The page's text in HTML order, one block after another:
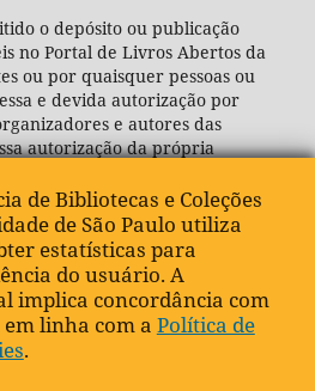
o depósito ou publicação
no Portal de Livros Abertos da
ou por quaisquer pessoas ou
e devida autorização por
e autores das
autorização da própria
de Bibliotecas e Coleções
de São Paulo utiliza
estatísticas para
do usuário. A
implica concordância com
linha com a Política de
.